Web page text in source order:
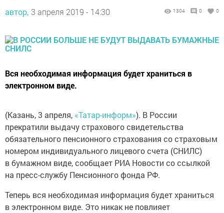
автор, 3 апреля 2019 - 14:30 1304 0 0
Вся необходимая информация будет храниться в
электронном виде.
(Казань, 3 апреля, «Татар-информ»). В России
прекратили выдачу страхового свидетельства
обязательного пенсионного страхования со страховым
номером индивидуального лицевого счета (СНИЛС)
в бумажном виде, сообщает РИА Новости со ссылкой
на пресс-службу Пенсионного фонда РФ.
Теперь вся необходимая информация будет храниться
в электронном виде. Это никак не повлияет